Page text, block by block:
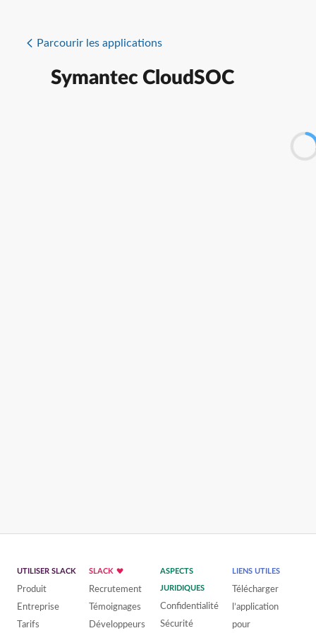
Parcourir les applications
Symantec CloudSOC
UTILISER SLACK
Produit
Entreprise
Tarifs
SLACK
Recrutement
Témoignages
Développeurs
ASPECTS
JURIDIQUES
Confidentialité
Sécurité
LIENS UTILES
Télécharger
l’application
pour